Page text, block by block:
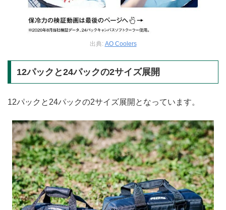
出典: AO Coolers
12パックと24パックの2サイズ展開
12パックと24パックの2サイズ展開となっています。